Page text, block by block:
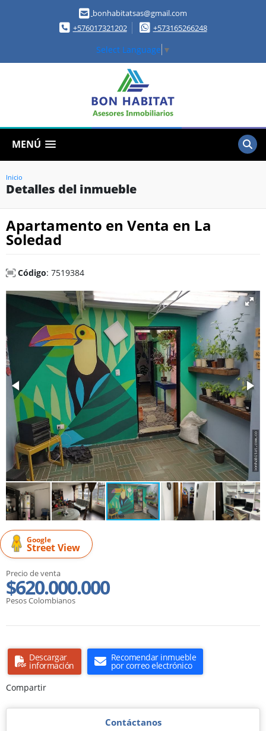
bonhabitatsas@gmail.com
+576017321202
+573165266248
Select Language ▼
MENÚ
Inicio
Detalles del inmueble
Apartamento en Venta en La
Soledad
Código: 7519384
Google
Street View
Precio de venta
$620.000.000
Pesos Colombianos
Descargar
información
Recomendar inmueble
por correo electrónico
Compartir
Contáctanos